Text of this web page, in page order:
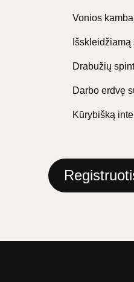
Vonios
Drabužių
Darbo erdvę
Kūrybišką